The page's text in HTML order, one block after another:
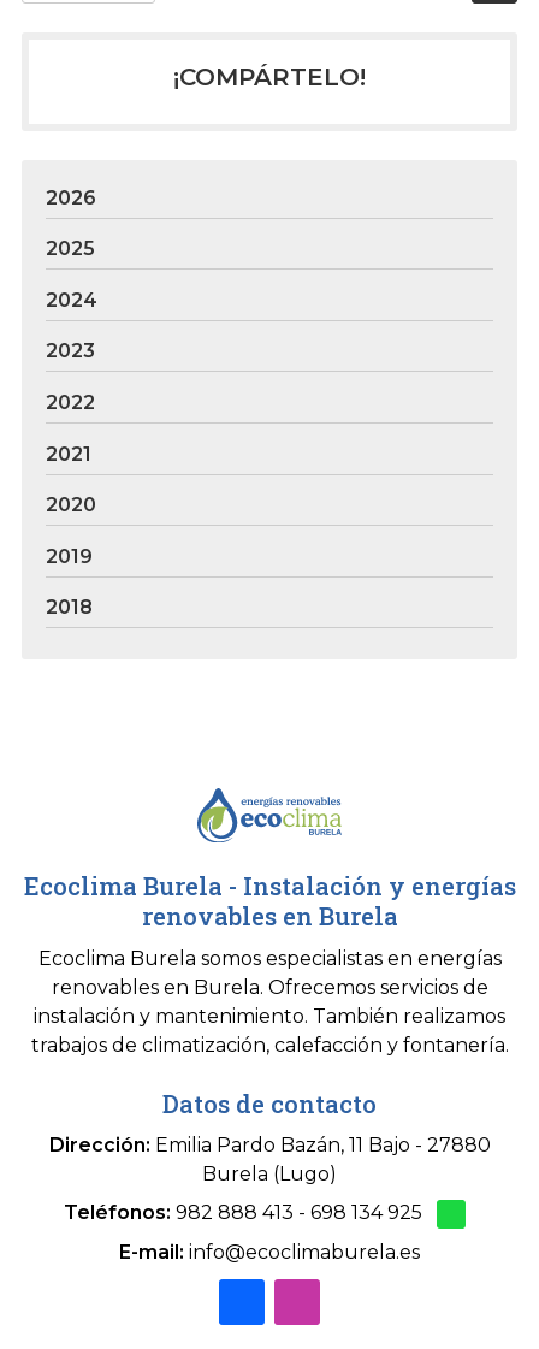
¡COMPÁRTELO!
2026
2025
2024
2023
2022
2021
2020
2019
2018
Ecoclima Burela - Instalación y energías
renovables en Burela
Ecoclima Burela somos especialistas en energías
renovables en Burela. Ofrecemos servicios de
instalación y mantenimiento. También realizamos
trabajos de climatización, calefacción y fontanería.
Datos de contacto
Dirección: Emilia Pardo Bazán, 11 Bajo - 27880
Burela (Lugo)
Teléfonos: 982 888 413 - 698 134 925
E-mail: info@ecoclimaburela.es